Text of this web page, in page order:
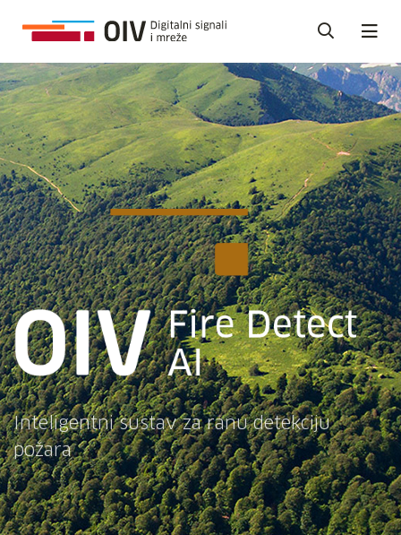
Inteligentni sustav za ranu detekciju
požara